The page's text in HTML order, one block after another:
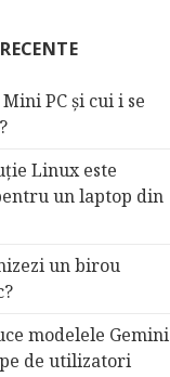
PC și cui i se
Linux este
un laptop din
un birou
modelele Gemini
de utilizatori